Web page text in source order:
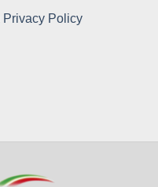
Privacy Policy